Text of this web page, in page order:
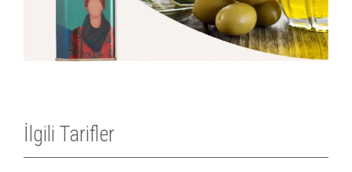
İlgili Tarifler